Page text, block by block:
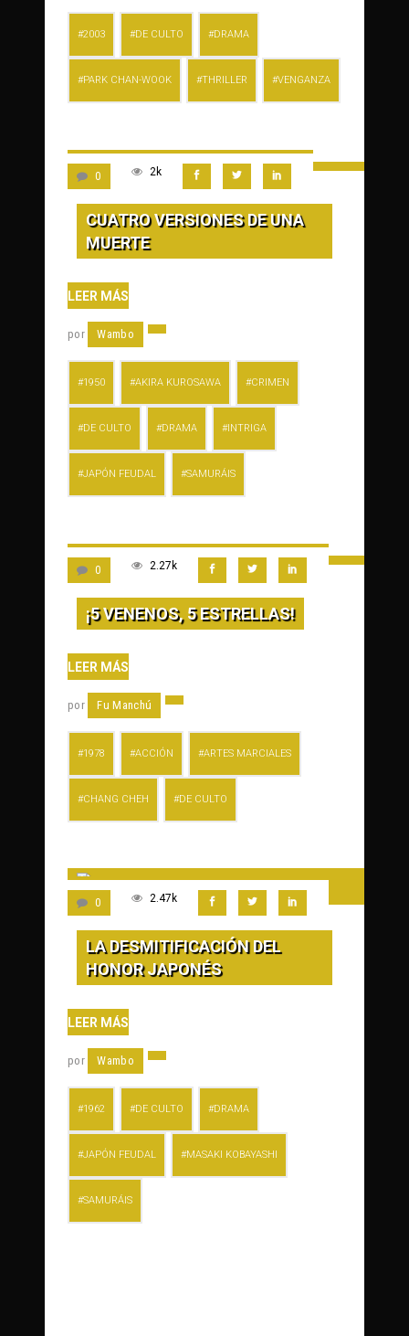
2003 DE CULTO DRAMA
PARK CHAN-WOOK THRILLER VENGANZA
0 2k
CUATRO VERSIONES DE UNA
MUERTE
LEER MÁS
por Wambo
1950 AKIRA KUROSAWA CRIMEN
DE CULTO DRAMA INTRIGA
JAPÓN FEUDAL SAMURÁIS
0 2.27k
¡5 VENENOS, 5 ESTRELLAS!
LEER MÁS
por Fu Manchú
1978 ACCIÓN ARTES MARCIALES
CHANG CHEH DE CULTO
0 2.47k
LA DESMITIFICACIÓN DEL
HONOR JAPONÉS
LEER MÁS
por Wambo
1962 DE CULTO DRAMA
JAPÓN FEUDAL MASAKI KOBAYASHI
SAMURÁIS